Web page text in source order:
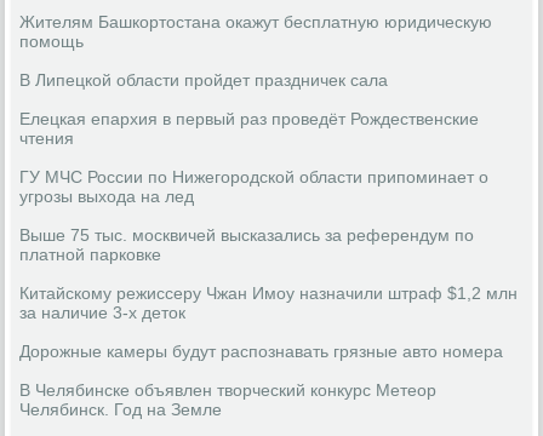
Жителям Башкортостана окажут бесплатную юридическую
помощь
В Липецкой области пройдет праздничек сала
Елецкая епархия в первый раз проведёт Рождественские
чтения
ГУ МЧС России по Нижегородской области припоминает о
угрозы выхода на лед
Выше 75 тыс. москвичей высказались за референдум по
платной парковке
Китайскому режиссеру Чжан Имоу назначили штраф $1,2 млн
за наличие 3-х деток
Дорожные камеры будут распознавать грязные авто номера
В Челябинске объявлен творческий конкурс Метеор
Челябинск. Год на Земле